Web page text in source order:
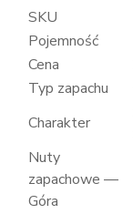
SKU
Pojemność
Cena
Typ zapachu
Charakter
Nuty
zapachowe —
Góra